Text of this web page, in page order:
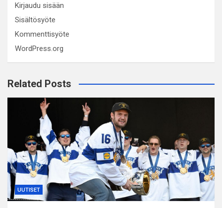
Kirjaudu sisään
Sisältösyöte
Kommenttisyöte
WordPress.org
Related Posts
UUTISET